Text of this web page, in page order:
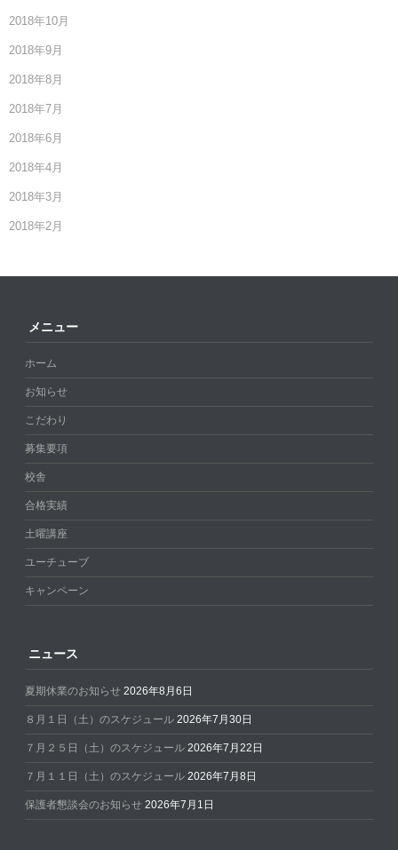
2018年10月
2018年9月
2018年8月
2018年7月
2018年6月
2018年4月
2018年3月
2018年2月
メニュー
ホーム
お知らせ
こだわり
募集要項
校舎
合格実績
土曜講座
ユーチューブ
キャンペーン
ニュース
夏期休業のお知らせ 2026年8月6日
８月１日（土）のスケジュール 2026年7月30日
７月２５日（土）のスケジュール 2026年7月22日
７月１１日（土）のスケジュール 2026年7月8日
保護者懇談会のお知らせ 2026年7月1日